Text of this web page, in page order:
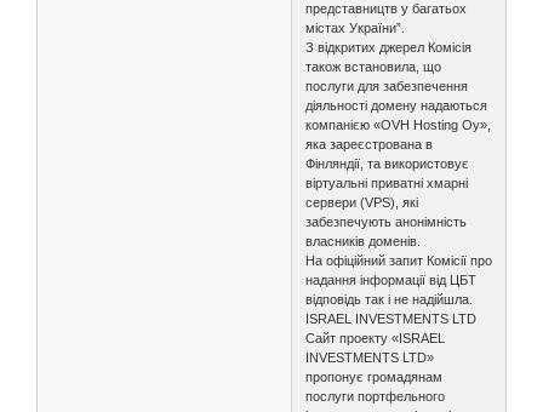
представництв у багатьох
містах України”.
З відкритих джерел Комісія
також встановила, що
послуги для забезпечення
діяльності домену надаються
компанією «OVH Hosting Oy»,
яка зареєстрована в
Фінляндії, та використовує
віртуальні приватні хмарні
сервери (VPS), які
забезпечують анонімність
власників доменів.
На офіційний запит Комісії про
надання інформації від ЦБТ
відповідь так і не надійшла.
ISRAEL INVESTMENTS LTD
Сайт проекту «ISRAEL
INVESTMENTS LTD»
пропонує громадянам
послуги портфельного